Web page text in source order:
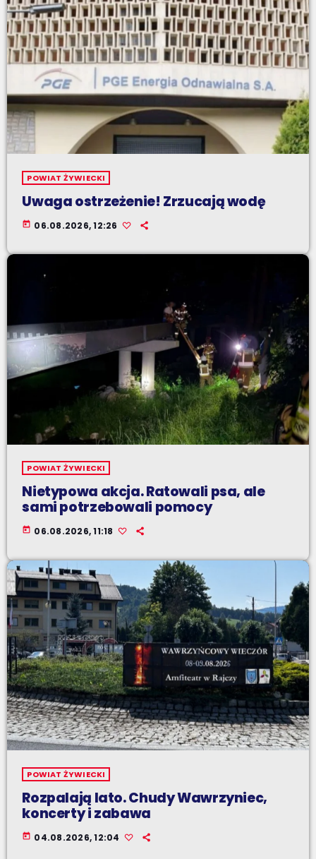
POWIAT ŻYWIECKI
Uwaga ostrzeżenie! Zrzucają wodę
today 06.08.2026, 12:26
POWIAT ŻYWIECKI
Nietypowa akcja. Ratowali psa, ale
sami potrzebowali pomocy
today 06.08.2026, 11:18
POWIAT ŻYWIECKI
Rozpalają lato. Chudy Wawrzyniec,
koncerty i zabawa
today 04.08.2026, 12:04